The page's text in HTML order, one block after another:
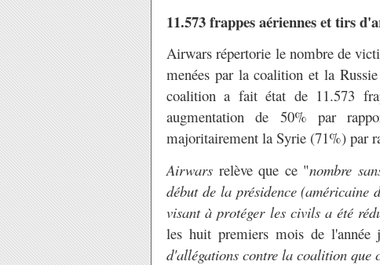
11.573 frappes aériennes et tirs
Airwars répertorie le nombre de
menées par la coalition et la
coalition a fait état de 11.573
augmentation de 50% par
majoritairement la Syrie (71%) par
Airwars relève que ce "nombre
début de la présidence (américaine
visant à protéger les civils a été
les huit premiers mois de l'année
d'allégations contre la coalition que